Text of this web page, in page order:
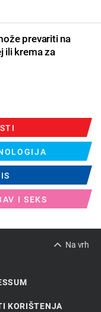
prevariti na
ili krema za
I SEKS
Na vrh
KORIŠTENJA